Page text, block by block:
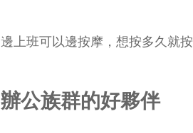
邊上班可以邊按摩，想按多久就
辦公族群的好夥伴